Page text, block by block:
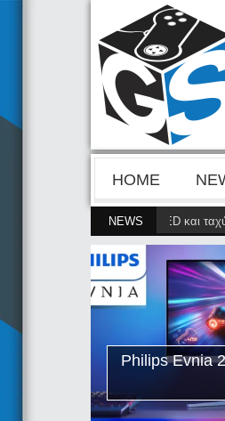
HOME
NEWS
της 4ης γενιάς QD-OLED και
Philips Evnia